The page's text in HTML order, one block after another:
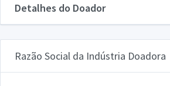
Detalhes do Doador
Razão Social da Indústria Doadora